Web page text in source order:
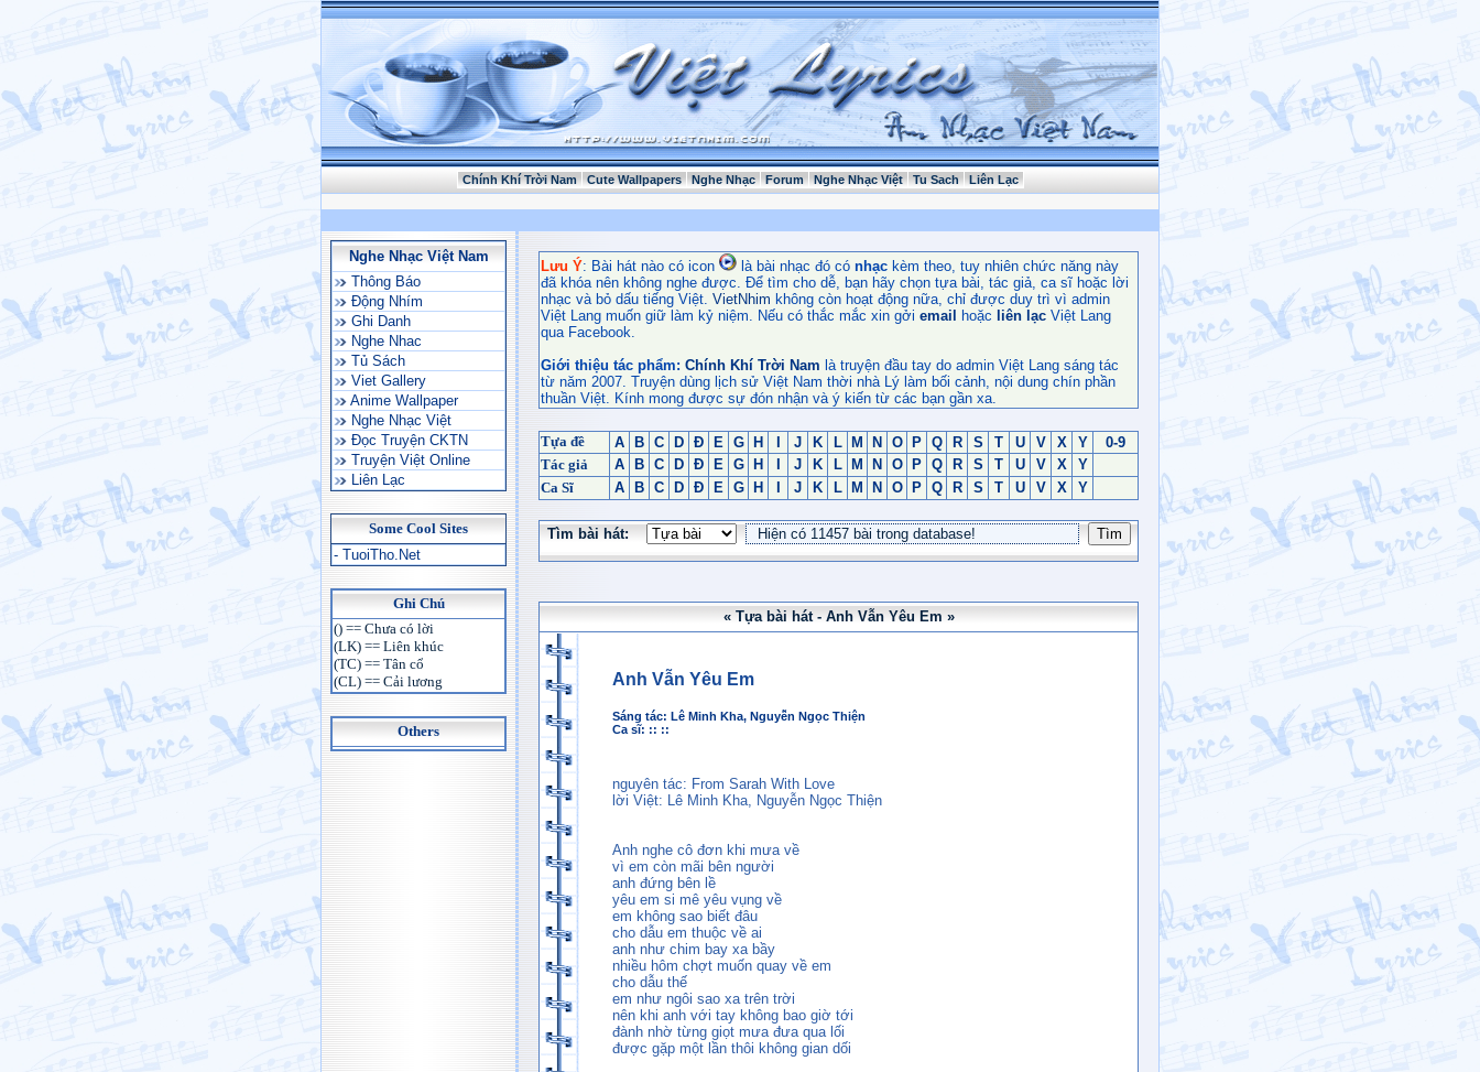
Chính Khí Trời Nam Cute Wallpapers Nghe Nhạc Forum Nghe Nhạc Việt Tu Sach Liên Lạc
Nghe Nhạc Việt Nam
Thông Báo
Động Nhím
Ghi Danh
Nghe Nhac
Tủ Sách
Viet Gallery
Anime Wallpaper
Nghe Nhạc Việt
Đọc Truyện CKTN
Truyện Việt Online
Liên Lạc
Some Cool Sites
- TuoiTho.Net
Ghi Chú
() == Chưa có lời
(LK) == Liên khúc
(TC) == Tân cổ
(CL) == Cải lương
Others
Lưu Ý: Bài hát nào có icon là bài nhạc đó có nhạc kèm theo, tuy nhiên chức năng này
đã khóa nên không nghe được. Để tìm cho dễ, bạn hãy chọn tựa bài, tác giả, ca sĩ hoặc lời
nhạc và bỏ dấu tiếng Việt. VietNhim không còn hoạt động nữa, chỉ được duy trì vì admin
Việt Lang muốn giữ làm kỷ niệm. Nếu có thắc mắc xin gởi email hoặc liên lạc Việt Lang
qua Facebook.
Giới thiệu tác phẩm: Chính Khí Trời Nam là truyện đầu tay do admin Việt Lang sáng tác
từ năm 2007. Truyện dùng lịch sử Việt Nam thời nhà Lý làm bối cảnh, nội dung chín phần
thuần Việt. Kính mong được sự đón nhận và ý kiến từ các bạn gần xa.
Tựa đề A B C D Đ E G H J K L M N O P Q R S T U V X Y
0-9
Tác giả
A B C D Đ E G H J K L M N O P Q R S T U V X
Y
Ca Sĩ
A B C D Đ E G H J K L M N O P Q R S T U V X Y
Tìm bài hát:
« Tựa bài hát - Anh Vẫn Yêu Em »
Anh Vẫn Yêu Em
Sáng tác: Lê Minh Kha, Nguyễn Ngọc Thiện
Ca sĩ: :: ::
nguyên tác: From Sarah With Love
lời Việt: Lê Minh Kha, Nguyễn Ngọc Thiện
Anh nghe cô đơn khi mưa về
vì em còn mãi bên người
anh đứng bên lề
yêu em si mê yêu vụng về
em không sao biết đâu
cho dẫu em thuộc về ai
anh như chim bay xa bầy
nhiều hôm chợt muốn quay về em
cho dẫu thế
em như ngôi sao xa trên trời
nên khi anh với tay không bao giờ tới
đành nhờ từng giọt mưa đưa qua lối
được gặp một lần thôi không gian dối